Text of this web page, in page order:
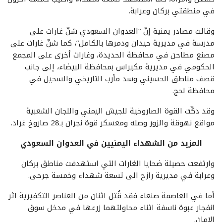
في منطقتي بركان وعرابة.
وقالت مصادر يمنية إنّ “العدوان السعودي شنّ غارات على
مدرسة في مديرية حيدان ودمرها بالكامل”، كما شنّ غارات على
مصنع مطاحن في محافظة الحديدة، وغارات أخرى على المجمع
الحكومي في مديرية مكيراس بمحافظة البيضاء، إلى جانب
قصف مناطق الحسيني وسد مأرب التاريخي والسحيل في
محافظة لحج.
وقد دكّت القوة الصاروخية للجيش اليمني واللجان الشعبية
مواقع نهوقة والزور وصله ومعسكر قوة نجران بـ28 صاروخ غراد.
المزيد من الشهداء اليمنيين في العدوان السعودي
وارتفعت حصيلة ضحايا الغارات التي استهدفت مناطق بركان
وعرابة في مديرية رازح الى تسعة شهداء وخمسة جرحى.
أما في العاصمة صنعاء فقد قُتل اثنان من العناصر التكفيرية اثر
انفجار عبوة ناسفة اثناء محاولتهما زرعها في مدخل سوق